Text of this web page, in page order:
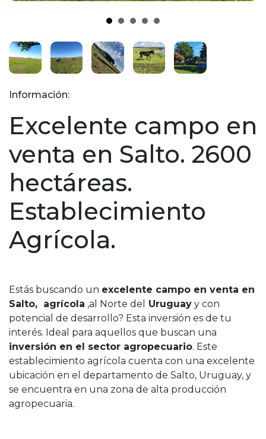
Información:
Excelente campo en
venta en Salto. 2600
hectáreas.
Establecimiento
Agrícola.
Estás buscando un excelente campo en venta en
Salto, agrícola ,al Norte del Uruguay y con
potencial de desarrollo? Esta inversión es de tu
interés. Ideal para aquellos que buscan una
inversión en el sector agropecuario. Este
establecimiento agrícola cuenta con una excelente
ubicación en el departamento de Salto, Uruguay, y
se encuentra en una zona de alta producción
agropecuaria.